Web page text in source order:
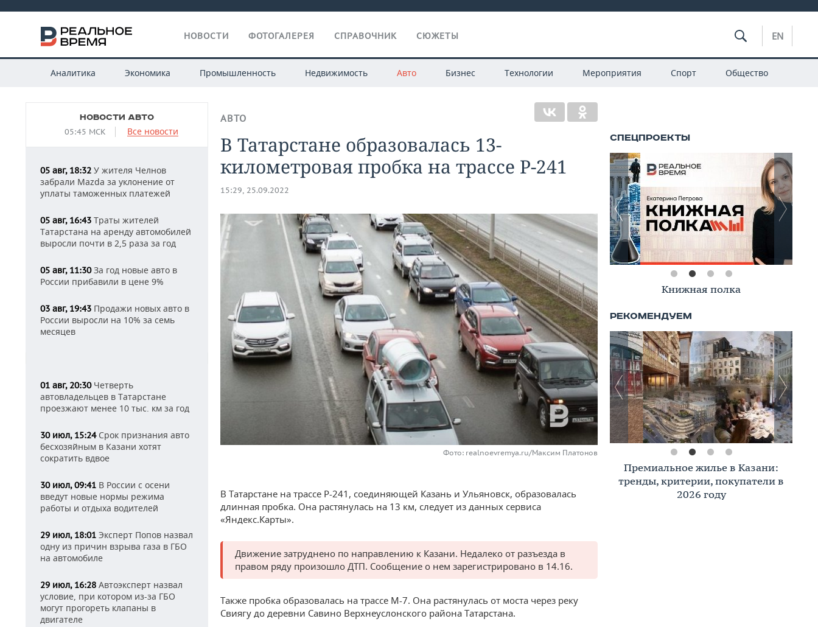
НОВОСТИ ФОТОГАЛЕРЕЯ СПРАВОЧНИК СЮЖЕТЫ EN
Аналитика Экономика Промышленность Недвижимость Авто Бизнес Технологии Мероприятия Спорт Общество
НОВОСТИ АВТО
05:45 МСК Все новости
05 авг, 18:32 У жителя Челнов
забрали Mazda за уклонение от
уплаты таможенных платежей
05 авг, 16:43 Траты жителей
Татарстана на аренду автомобилей
выросли почти в 2,5 раза за год
05 авг, 11:30За год новые авто в
России прибавили в цене 9%
03 авг, 19:43 Продажи новых авто в
России выросли на 10% за семь
месяцев
01 авг, 20:30Четверть
автовладельцев в Татарстане
проезжают менее 10 тыс. км за год
30 июл, 15:24Срок признания авто
бесхозяйным в Казани хотят
сократить вдвое
30 июл, 09:41 В России с осени
введут новые нормы режима
работы и отдыха водителей
29 июл, 18:01 Эксперт Попов назвал
одну из причин взрыва газа в ГБО
на автомобиле
29 июл, 16:28 Автоэксперт назвал
условие, при котором из-за ГБО
могут прогореть клапаны в
двигателе
АВТО
В Татарстане образовалась 13-
километровая пробка на трассе Р-241
15:29, 25.09.2022
Фото: realnoevremya.ru/Максим Платонов
В Татарстане на трассе Р-241, соединяющей Казань и Ульяновск, образовалась
длинная пробка. Она растянулась на 13 км, следует из данных сервиса
«Яндекс.Карты».
Движение затруднено по направлению к Казани. Недалеко от разъезда в
правом ряду произошло ДТП. Сообщение о нем зарегистрировано в 14.16.
Также пробка образовалась на трассе М-7. Она растянулась от моста через реку
Свиягу до деревни Савино Верхнеуслонского района Татарстана.
Книжная полка
Премиальное жилье в Казани:
тренды, критерии, покупатели в
2026 году